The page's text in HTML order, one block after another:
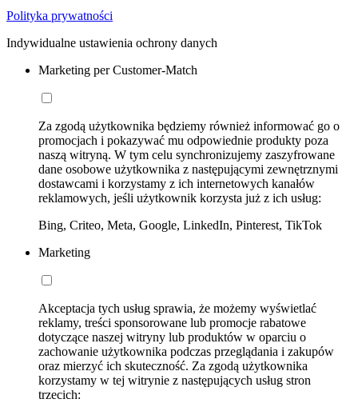
Polityka prywatności
Indywidualne ustawienia ochrony danych
Marketing per Customer-Match
Za zgodą użytkownika będziemy również informować go o
promocjach i pokazywać mu odpowiednie produkty poza
naszą witryną. W tym celu synchronizujemy zaszyfrowane
dane osobowe użytkownika z następującymi zewnętrznymi
dostawcami i korzystamy z ich internetowych kanałów
reklamowych, jeśli użytkownik korzysta już z ich usług:
Bing, Criteo, Meta, Google, LinkedIn, Pinterest, TikTok
Marketing
Akceptacja tych usług sprawia, że możemy wyświetlać
reklamy, treści sponsorowane lub promocje rabatowe
dotyczące naszej witryny lub produktów w oparciu o
zachowanie użytkownika podczas przeglądania i zakupów
oraz mierzyć ich skuteczność. Za zgodą użytkownika
korzystamy w tej witrynie z następujących usług stron
trzecich: